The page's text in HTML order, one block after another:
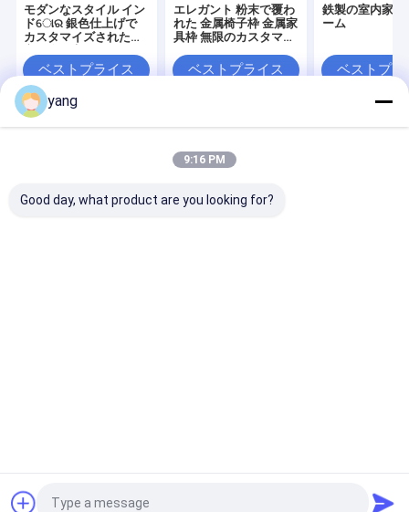
モダンなスタイル イン
ドୋର 銀色仕上げで
カスタマイズされた長
ベストプライス
エレガント 粉末で覆わ
れた 金属椅子枠 金属家
具枠 無限のカスタマイ
ベストプライス
鉄製の室内家具
ーム
ベストプラ
地図
Privacy Policy
Technology Co., Ltd. All Rights Reserved.
yang
9:16 PM
Good day, what product are you looking for?